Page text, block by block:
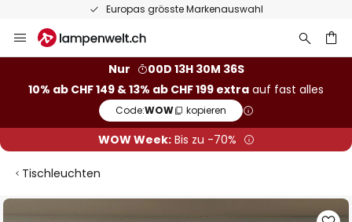
Europas grösste Markenauswahl
Inhalt
Nur
00D 13H 30M 35S
10% ab CHF 149 & 13% ab CHF 199 extra auf fast alles
Code:WOW kopieren
WOW Week:Bis zu -70%
Tischleuchten
Zum